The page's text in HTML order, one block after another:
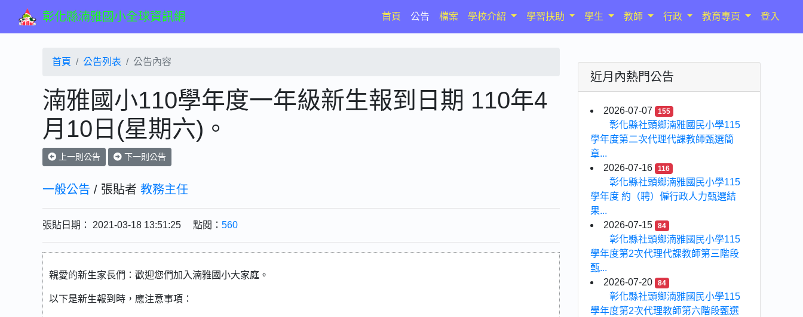
彰化縣湳雅國小全球資訊網 首頁(current)
公告 檔案 學校介紹 學習扶助 學生 教師 行政 教育專頁 登入
首頁 公告列表 公告內容
湳雅國小110學年度一年級新生報到日期 110年4
月10日(星期六)。
上一則公告 下一則公告
一般公告 / 張貼者 教務主任
張貼日期： 2021-03-18 13:51:25 點閱： 560
親愛的新生家長們：歡迎您們加入湳雅國小大家庭。
以下是新生報到時，應注意事項：
近月內熱門公告
2026-07-07 155
彰化縣社頭鄉湳雅國民小學115
學年度第二次代理代課教師甄選簡
章...
2026-07-16
116
彰化縣社頭鄉湳雅國民小學115
學年度 約（聘）僱行政人力甄選結
果...
2026-07-15
84
彰化縣社頭鄉湳雅國民小學115
學年度第2次代理代課教師第三階段
甄...
2026-07-20
84
彰化縣社頭鄉湳雅國民小學115
學年度第2次代理教師第六階段甄選